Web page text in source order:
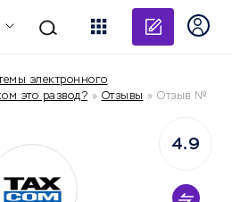
электронного
это развод? » Отзывы » Отзыв №
4.9